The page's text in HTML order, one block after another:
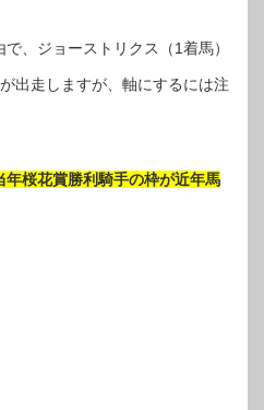
、ジョーストリクス（1着馬）
出走しますが、軸にするには注
年桜花賞勝利騎手の枠が近年馬